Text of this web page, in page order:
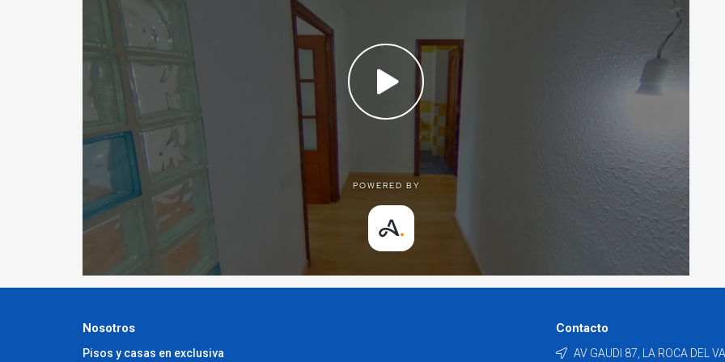
Nosotros
Pisos y casas en exclusiva
Contacto
AV GAUDI 87, LA ROCA DEL